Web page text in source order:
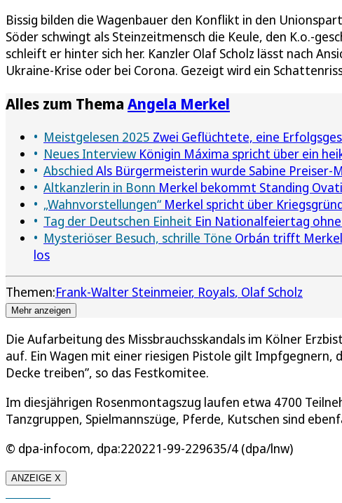
Bissig bilden die Wagenbauer den Konflikt in den
Söder schwingt als Steinzeitmensch die Keule, den K.o.-
schleift er hinter sich her. Kanzler Olaf Scholz lässt nach
Ukraine-Krise oder bei Corona. Gezeigt wird ein
Alles zum Thema Angela Merkel
Meistgelesen 2025 Zwei Geflüchtete, eine
Neues Interview Königin Máxima spricht über ein
Abschied Als Bürgermeisterin wurde Sabine
Altkanzlerin in Bonn Merkel bekommt Standing
„Wahnvorstellungen“ Merkel spricht über
Tag der Deutschen Einheit Ein Nationalfeiertag
Mysteriöser Besuch, schrille Töne Orbán trifft
los
Themen:Frank-Walter Steinmeier Royals Olaf Scholz
Mehr anzeigen
Die Aufarbeitung des Missbrauchsskandals im Kölner
auf. Ein Wagen mit einer riesigen Pistole gilt
Decke treiben”, so das Festkomitee.
Im diesjährigen Rosenmontagszug laufen etwa 4700
Tanzgruppen, Spielmannszüge, Pferde, Kutschen sind
© dpa-infocom, dpa:220221-99-229635/4 (dpa/lnw)
ANZEIGE X